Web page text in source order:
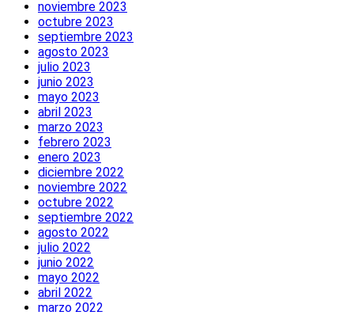
noviembre 2023
octubre 2023
septiembre 2023
agosto 2023
julio 2023
junio 2023
mayo 2023
abril 2023
marzo 2023
febrero 2023
enero 2023
diciembre 2022
noviembre 2022
octubre 2022
septiembre 2022
agosto 2022
julio 2022
junio 2022
mayo 2022
abril 2022
marzo 2022